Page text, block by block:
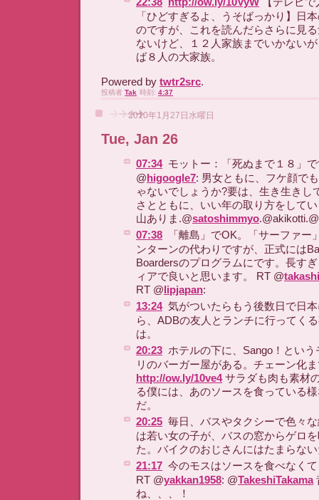
「ひどすぎるよ、うそばっかり】日
のですが、これを読んだらさらに見
ないけど、１２人家族までいかない
ば８人の大家族。
Powered by twtr2src.
投稿者 Tak 時刻: 4:37
2010年1月27日水曜日
Tue, Jan 26
07:34 モットー：「死ぬまで１８」
@higoogle7: 男女ともに、フケ顔で
ゃないでしょうか?要は、生き生きし
さとともに、いい年の取り方をして
山ありま.@satoshimmyo.@akikotti.@
07:38
「離島」でOK。「サーファー
ンターンの代わりですが、正式には
Boardersのプログラムにです。長す
ィアで良いと思います。 RT @
RT @lipjapan:
13:24 気がついたらもう後数日で日
ら、ADBの友人とランチに行ってく
は。
20:23 ホテルの下に、Sango！とい
リのバーガー屋がある。チェーン化
http://ow.ly/10ve4サラダも肉も素材
る僕には、あのソースを食っている
だ。
20:25 毎日、バスやタクシーで色々
は若い女の子が、バスの窓からゲロ
た。バイクのおじさんにはたまらな
21:17 今のモスはソースを食べなく
RT @yakkan1958: @TakeshiTakama
ね、、、！